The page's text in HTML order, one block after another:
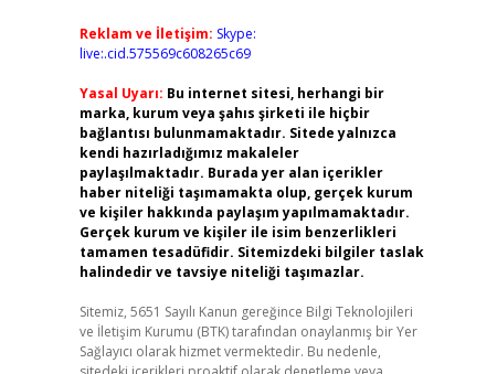
Reklam ve İletişim: Skype:
live:.cid.575569c608265c69
Yasal Uyarı: Bu internet sitesi, herhangi bir
marka, kurum veya şahıs şirketi ile hiçbir
bağlantısı bulunmamaktadır. Sitede yalnızca
kendi hazırladığımız makaleler
paylaşılmaktadır. Burada yer alan içerikler
haber niteliği taşımamakta olup, gerçek kurum
ve kişiler hakkında paylaşım yapılmamaktadır.
Gerçek kurum ve kişiler ile isim benzerlikleri
tamamen tesadüfidir. Sitemizdeki bilgiler taslak
halindedir ve tavsiye niteliği taşımazlar.
Sitemiz, 5651 Sayılı Kanun gereğince Bilgi Teknolojileri
ve İletişim Kurumu (BTK) tarafından onaylanmış bir Yer
Sağlayıcı olarak hizmet vermektedir. Bu nedenle,